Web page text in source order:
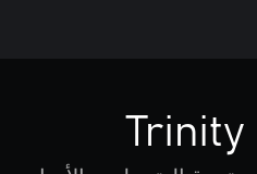
Trinity